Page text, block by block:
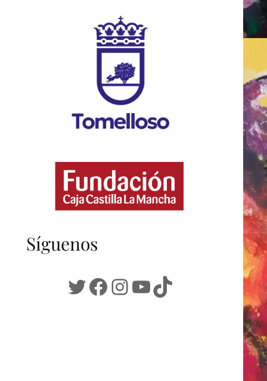
Síguenos
Twitter
Facebook
Instagram
YouTube
TikTok